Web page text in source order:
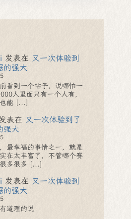
发表在 又一次体验到
的强大
看到一个帖子，说哪怕一
人里面只有一个人有，
能 [...]
表在 又一次体验到了
强大
最幸福的事情之一，就是
在太丰富了，不管哪个赛
多很多 [...]
发表在 又一次体验到
的强大
道理的说